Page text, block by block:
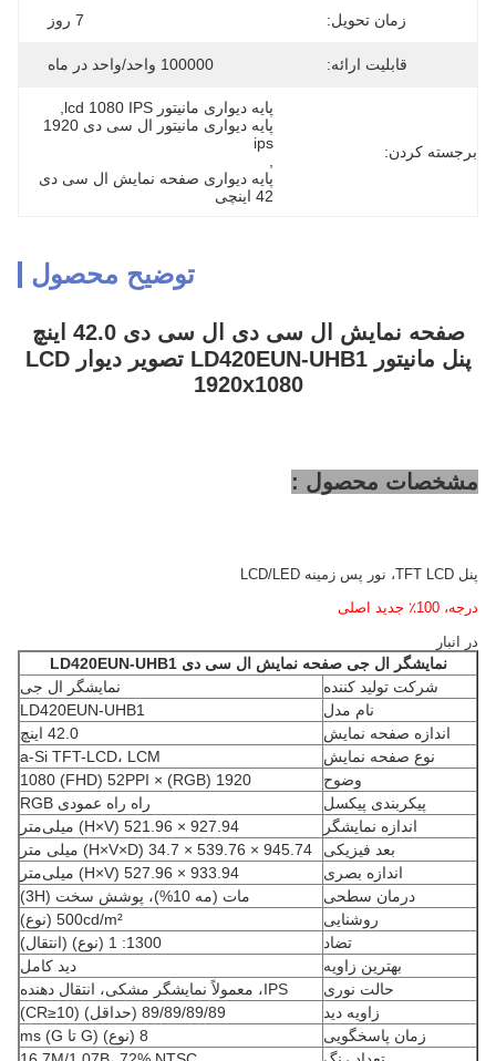
زمان تحویل: 7 روز
قابلیت ارائه: 100000 واحد/واحد در ماه
برجسته کردن:
پایه دیواری مانیتور lcd 1080 IPS
ips
42 اینچی
توضیح محصول
صفحه نمایش ال سی دی ال سی دی 42.0 اینچ
پنل مانیتور LD420EUN-UHB1 تصویر دیوار LCD
1920x1080
مشخصات محصول :
پنل TFT LCD، نور پس زمینه LCD/LED
درجه، 100٪ جدید اصلی
در انبار
نمایشگر ال جیصفحه نمایش ال سی دی LD420EUN-UHB1
شرکت تولید کننده
نمایشگر ال جی
نام مدل
LD420EUN-UHB1
اندازه صفحه نمایش
42.0 اینچ
نوع صفحه نمایش
a-Si TFT-LCD، LCM
وضوح
1920 (RGB) × 1080 (FHD) 52PPI
پیکربندی پیکسل
راه راه عمودی RGB
اندازه نمایشگر
927.94 × 521.96 (H×V) میلی‌متر
بعد فیزیکی
945.74 × 539.76 × 34.7 (H×V×D) میلی متر
اندازه بصری
933.94 × 527.96 (H×V) میلی‌متر
درمان سطحی
مات (مه 10%)، پوشش سخت (3H)
روشنایی
500cd/m² (نوع)
تضاد
1300: 1 (نوع) (انتقال)
بهترین زاویه
دید کامل
حالت نوری
IPS، معمولاً نمایشگر مشکی، انتقال دهنده
زاویه دید
89/89/89/89 (حداقل) (CR≥10)
زمان پاسخگویی
8 (نوع) (G تا G) ms